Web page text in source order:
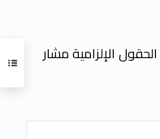
الحقول الإلزامية مشار